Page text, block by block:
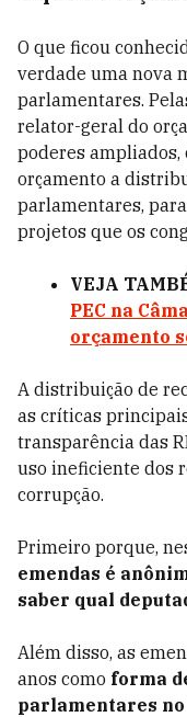
O que ficou
verdade uma nova
parlamentares.
relator-geral do
poderes
orçamento a
parlamentares,
projetos que os
VEJA
PEC na
orçamento
A distribuição de
as críticas
transparência das
uso ineficiente dos
corrupção.
Primeiro porque,
emendas é
saber qual
Além disso, as
anos como forma
parlamentares no